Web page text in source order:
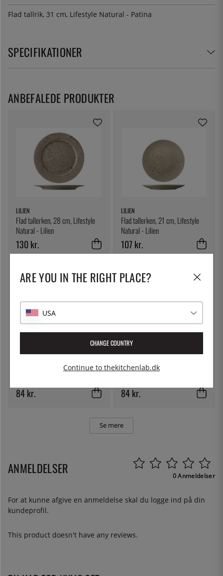
Flad tallrik, 31 cm, Lifestyle Natural - Patina
SPECIFIKATIONER
LILIEN
Flad tallerken, 28 cm, Lifestyle
Natural - Lilien
130 kr.
LILIEN
Flad tallerken, 21 cm, Lifestyle
Natural - Lilien
107 kr.
Skål, 13 cm, Lifestyle Natural -
84 kr.
Kaffekop 22 cl, Lifestyle Natural
84 kr.
Se mere
ANBEFALEDE PRODUKTER
ANMELDELSER 0 Anmeldelser
For at kunne afgive en anmeldelse skal du logge ind på din
kundeprofil.
This product doesn't have any reviews.
ARE YOU IN THE RIGHT PLACE?
USA
CHANGE COUNTRY
Continue to thekitchenlab.dk